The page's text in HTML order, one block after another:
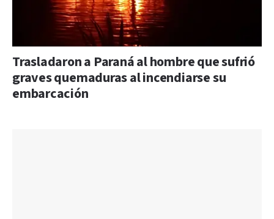
Trasladaron a Paraná al hombre que sufrió
graves quemaduras al incendiarse su
embarcación